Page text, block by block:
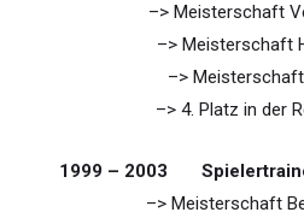
–> Meisterschaft
–> Meisterschaft
–>
–> 4. Platz in der
1999 – 2003
–> Meisterschaft